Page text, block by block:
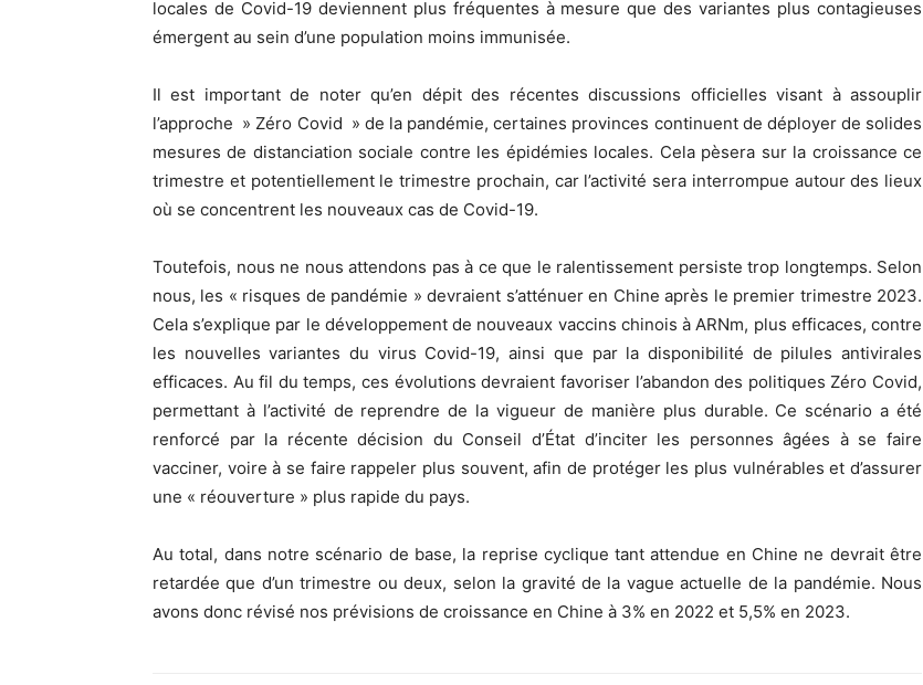
locales de Covid-19 deviennent plus fréquentes à mesure que des variantes plus contagieuses
émergent au sein d’une population moins immunisée.
Il est important de noter qu’en dépit des récentes discussions officielles visant à assouplir
l’approche » Zéro Covid » de la pandémie, certaines provinces continuent de déployer de solides
mesures de distanciation sociale contre les épidémies locales. Cela pèsera sur la croissance ce
trimestre et potentiellement le trimestre prochain, car l’activité sera interrompue autour des lieux
où se concentrent les nouveaux cas de Covid-19.
Toutefois, nous ne nous attendons pas à ce que le ralentissement persiste trop longtemps. Selon
nous, les « risques de pandémie » devraient s’atténuer en Chine après le premier trimestre 2023.
Cela s’explique par le développement de nouveaux vaccins chinois à ARNm, plus efficaces, contre
les nouvelles variantes du virus Covid-19, ainsi que par la disponibilité de pilules antivirales
efficaces. Au fil du temps, ces évolutions devraient favoriser l’abandon des politiques Zéro Covid,
permettant à l’activité de reprendre de la vigueur de manière plus durable. Ce scénario a été
renforcé par la récente décision du Conseil d’État d’inciter les personnes âgées à se faire
vacciner, voire à se faire rappeler plus souvent, afin de protéger les plus vulnérables et d’assurer
une « réouverture » plus rapide du pays.
Au total, dans notre scénario de base, la reprise cyclique tant attendue en Chine ne devrait être
retardée que d’un trimestre ou deux, selon la gravité de la vague actuelle de la pandémie. Nous
avons donc révisé nos prévisions de croissance en Chine à 3% en 2022 et 5,5% en 2023.